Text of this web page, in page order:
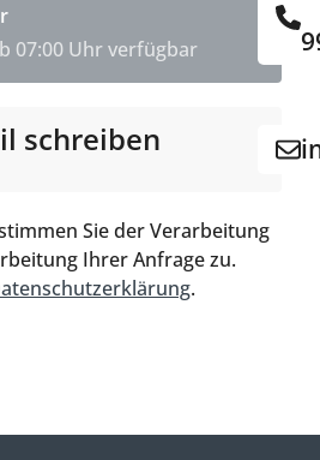
07:00 Uhr verfügbar
schreiben
Sie der Verarbeitung
Ihrer Anfrage zu.
.